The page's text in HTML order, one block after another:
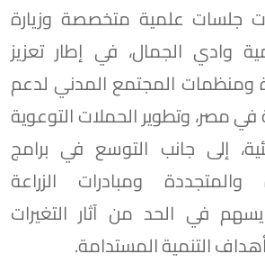
جلسات علمية متخصصة وزيارة
وادي الجمال، في إطار تعزيز
ومنظمات المجتمع المدني لدعم
في مصر، وتطوير الحملات التوعوية
إلى جانب التوسع في برامج
والمتجددة ومبادرات الزراعة
في الحد من آثار التغيرات
التنمية المستدامة.